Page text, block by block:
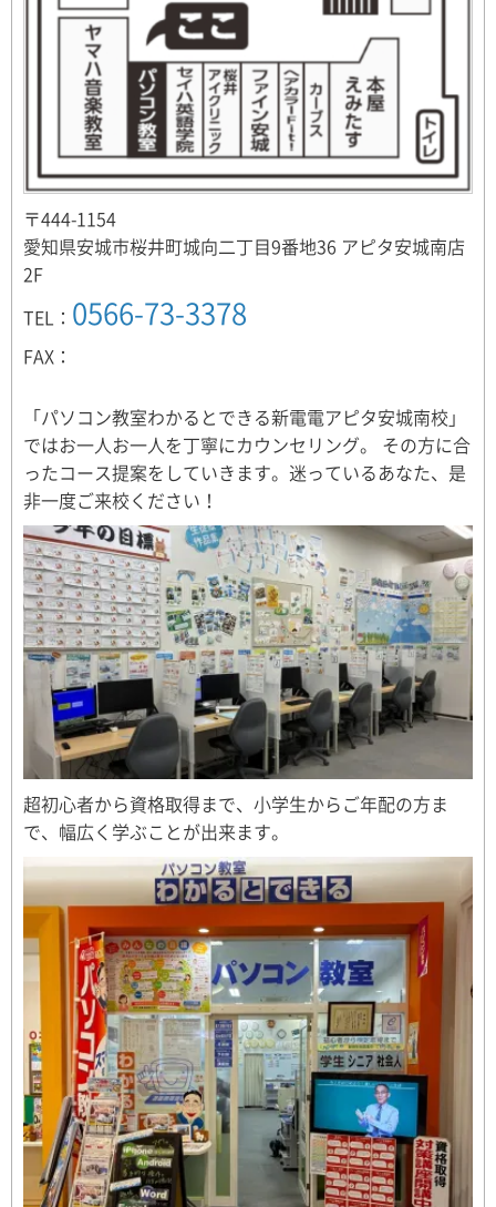
〒444-1154
愛知県安城市桜井町城向二丁目9番地36 アピタ安城南店
2F
TEL： 0566-73-3378
FAX：
「パソコン教室わかるとできる新電電アピタ安城南校」
ではお一人お一人を丁寧にカウンセリング。 その方に合
ったコース提案をしていきます。迷っているあなた、是
非一度ご来校ください！
超初心者から資格取得まで、小学生からご年配の方ま
で、幅広く学ぶことが出来ます。